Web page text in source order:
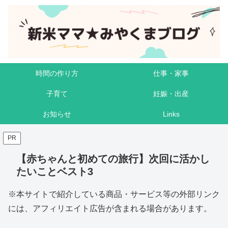
時間の作り方 仕事・家事
子育て 妊娠・出産
お知らせ Links
PR
【赤ちゃんと初めての旅行】次回に活かし
たいことベスト3
※本サイトで紹介している商品・サービス等の外部リンク
には、アフィリエイト広告が含まれる場合があります。